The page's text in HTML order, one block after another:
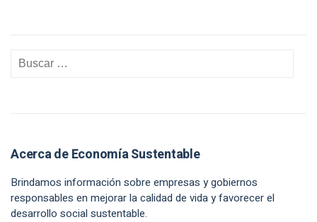
Acerca de Economía Sustentable
Brindamos información sobre empresas y gobiernos
responsables en mejorar la calidad de vida y favorecer el
desarrollo social sustentable.